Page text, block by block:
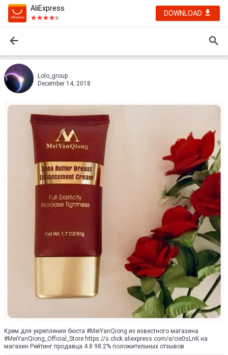
AliExpress
DOWNLOAD
Lolo_group
December 14, 2018
Крем для укрепления бюста #MeiYanQiong из известного магазина
#MeiYanQiong_Official_Store https://s.click.aliexpress.com/e/cie0sLnK на
магазин Рейтинг продавца 4.8 98.2% положительных отзывов